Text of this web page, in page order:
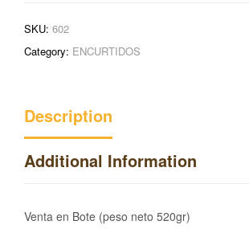
SKU: 602
Category: ENCURTIDOS
Description
Additional Information
Venta en Bote (peso neto 520gr)